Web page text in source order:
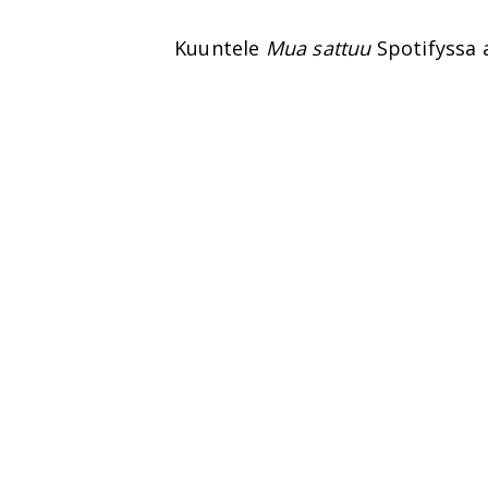
Kuuntele Mua sattuuSpotifyssa